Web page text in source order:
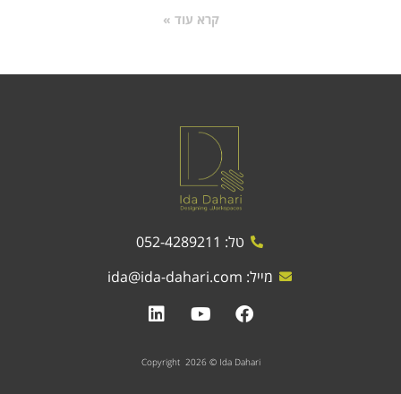
קרא עוד »
טל: 052-4289211
מייל: ida@ida-dahari.com
Copyright 2026 © Ida Dahari